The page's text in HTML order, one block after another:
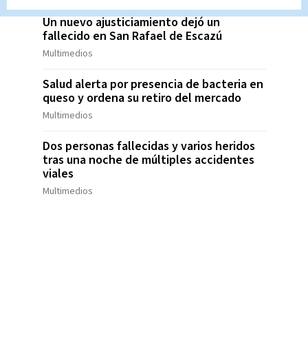
Un nuevo ajusticiamiento dejó un
fallecido en San Rafael de Escazú
Multimedios
Salud alerta por presencia de bacteria en
queso y ordena su retiro del mercado
Multimedios
Dos personas fallecidas y varios heridos
tras una noche de múltiples accidentes
viales
Multimedios